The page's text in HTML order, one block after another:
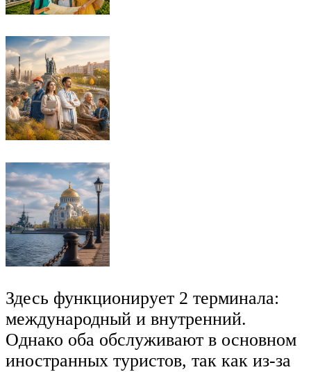
Здесь функционирует 2 терминала:
международный и внутренний.
Однако оба обслуживают в основном
иностранных туристов, так как из-за